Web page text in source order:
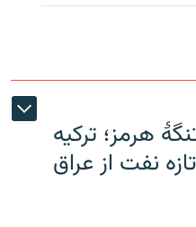
هرمز؛ ترکیه
نفت از عراق